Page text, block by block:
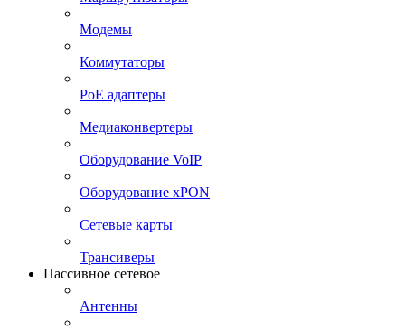
Модемы
Коммутаторы
PoE адаптеры
Медиаконвертеры
Оборудование VoIP
Оборудование xPON
Сетевые карты
Трансиверы
Пассивное сетевое
Антенны